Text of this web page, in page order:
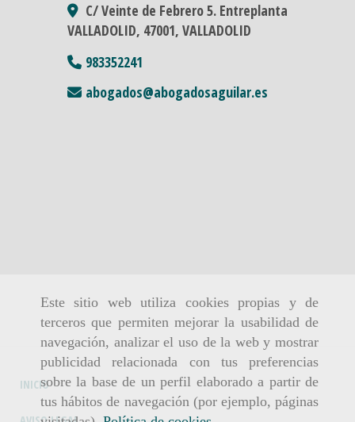
Este sitio web utiliza cookies propias y de
terceros que permiten mejorar la usabilidad de
navegación, analizar el uso de la web y mostrar
publicidad relacionada con tus preferencias
sobre la base de un perfil elaborado a partir de
tus hábitos de navegación (por ejemplo, páginas
C/ Veinte de Febrero 5. Entreplanta
VALLADOLID, 47001, VALLADOLID
983352241
abogados
abogadosaguilar.es
INICIO